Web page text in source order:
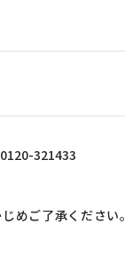
321433
めご了承ください。